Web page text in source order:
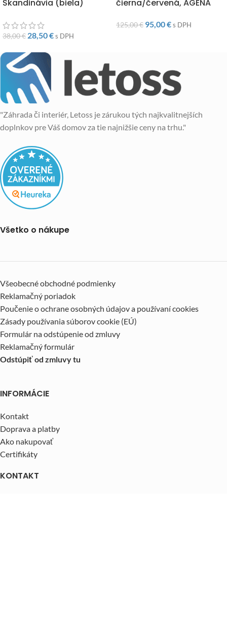
Škandinávia (biela)
38,00€ 28,50€s DPH
čierna/červená, AGENA
125,00€ 95,00€s DPH
"Záhrada či interiér, Letoss je zárukou tých najkvalitnejších
doplnkov pre Váš domov za tie najnižšie ceny na trhu."
Všetko o nákupe
Všeobecné obchodné podmienky
Reklamačný poriadok
Poučenie o ochrane osobných údajov a používaní cookies
Zásady používania súborov cookie (EÚ)
Formulár na odstúpenie od zmluvy
Reklamačný formulár
Odstúpiť od zmluvy tu
INFORMÁCIE
Kontakt
Doprava a platby
Ako nakupovať
Certifikáty
KONTAKT